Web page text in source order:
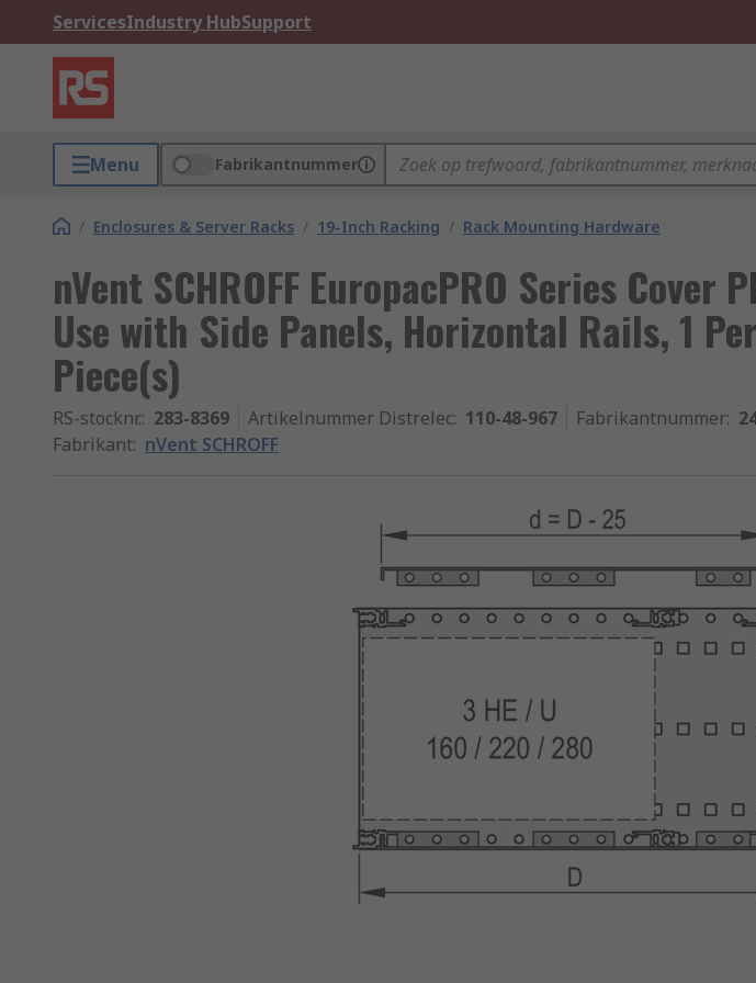
ServicesIndustry HubSupport
Menu Fabrikantnummer
/ Enclosures & Server Racks / 19-Inch Racking / Rack Mounting Hardware
nVent SCHROFF EuropacPRO Series Cover
Use with Side Panels, Horizontal Rails, 1
Piece(s)
RS-stocknr.: 283-8369 Artikelnummer Distrelec: 110-48-967 Fabrikantnummer:
Fabrikant: nVent SCHROFF